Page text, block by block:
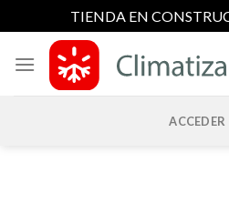
TIENDA EN
contenido
ACCEDER